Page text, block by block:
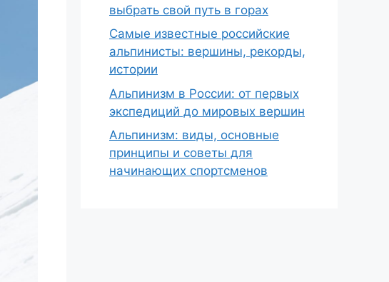
выбрать свой путь в горах
Самые известные российские
альпинисты: вершины, рекорды,
истории
Альпинизм в России: от первых
экспедиций до мировых вершин
Альпинизм: виды, основные
принципы и советы для
начинающих спортсменов